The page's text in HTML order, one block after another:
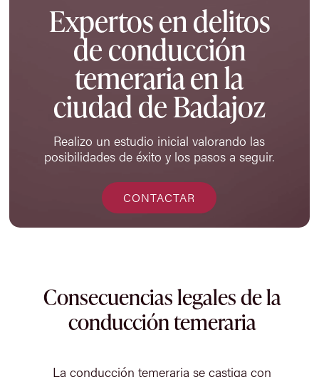
Expertos en delitos
de conducción
temeraria en la
ciudad de Badajoz
Realizo un estudio inicial valorando las
posibilidades de éxito y los pasos a seguir.
CONTACTAR
Consecuencias legales de la
conducción temeraria
La conducción temeraria se castiga con